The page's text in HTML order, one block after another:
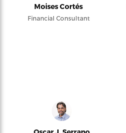
Moises Cortés
Financial Consultant